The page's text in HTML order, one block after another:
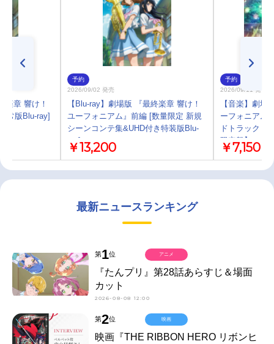
楽章 響け！
常版Blu-ray]
予約
2026/09/02 発売
【Blu-ray】劇場版 『最終楽章 響け！
ユーフォニアム』前編 [数量限定 新規
シーンコンテ集&UHD付き特装版Blu-
ray]
￥13,200
予約
2026/09/11 発売
【音楽】劇場
ーフォニアム
ドトラック「
限定盤】
￥7,150
最新ニュースランキング
第1位
『たんプリ』第28話あらすじ＆場面
カット
2026-08-08 12:00
アニメ
第2位
映画『THE RIBBON HERO リボンヒ
映画